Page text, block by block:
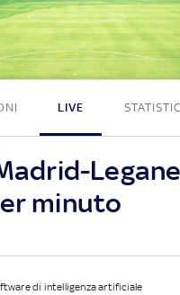
3 - 1
LIVE
minuto
di intelligenza artificiale